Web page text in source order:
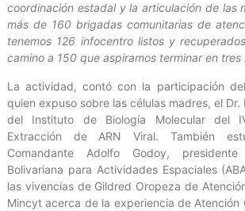
coordinación estadal y la articulación de las
más de 160 brigadas comunitarias de
tenemos 126 infocentro listos y
camino a 150 que aspiramos terminar en tres
La actividad, contó con la participación
quien expuso sobre las células madres, el Dr.
del Instituto de Biología Molecular del
Extracción de ARN Viral. También
Comandante Adolfo Godoy,
Bolivariana para Actividades Espaciales
las vivencias de Gildred Oropeza de
Mincyt acerca de la experiencia de Atención